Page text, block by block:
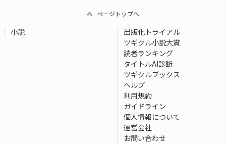
ページトップへ
小説
出版化トライアル
ツギクル小説大賞
読者ランキング
タイトルAI診断
ツギクルブックス
ヘルプ
利用規約
ガイドライン
個人情報について
運営会社
お問い合わせ